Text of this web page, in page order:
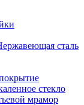
сталь
стекло
мрамор